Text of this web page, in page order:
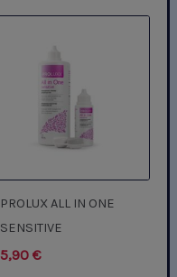
PROLUX ALL IN ONE
SENSITIVE
5,90 €